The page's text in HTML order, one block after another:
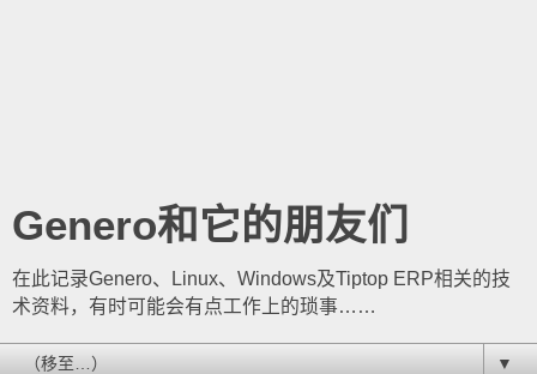
Genero和它的朋友们
在此记录Genero、Linux、Windows及Tiptop ERP相关的技
术资料，有时可能会有点工作上的琐事……
▼